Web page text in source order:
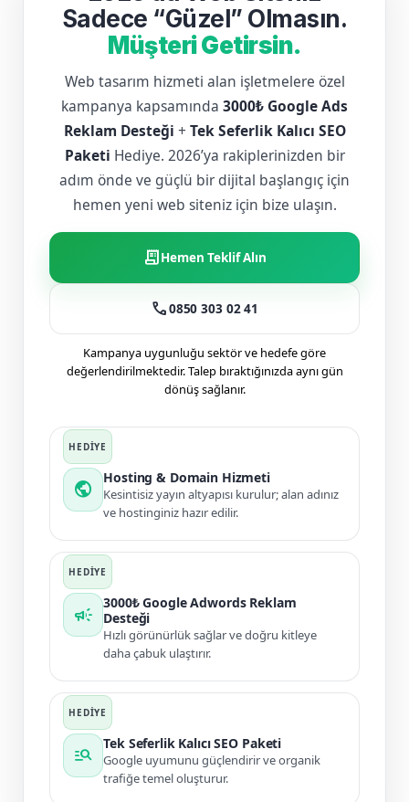
Sadece “Güzel” Olmasın.
Müşteri Getirsin.
Web tasarım hizmeti alan işletmelere özel
kampanya kapsamında 3000₺ Google Ads
Reklam Desteği + Tek Seferlik Kalıcı SEO
Paketi Hediye. 2026’ya rakiplerinizden bir
adım önde ve güçlü bir dijital başlangıç için
hemen yeni web siteniz için bize ulaşın.
receipt_longHemen Teklif Alın
call0850 303 02 41
Kampanya uygunluğu sektör ve hedefe göre
değerlendirilmektedir. Talep bıraktığınızda aynı gün
dönüş sağlanır.
public
Hosting & Domain Hizmeti
Kesintisiz yayın altyapısı kurulur; alan adınız
ve hostinginiz hazır edilir.
campaign
3000₺ Google Adwords Reklam
Desteği
Hızlı görünürlük sağlar ve doğru kitleye
daha çabuk ulaştırır.
manage_search
Tek Seferlik Kalıcı SEO Paketi
Google uyumunu güçlendirir ve organik
trafiğe temel oluşturur.